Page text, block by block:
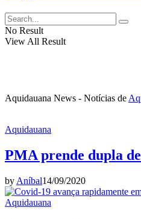
No Result
View All Result
Aquidauana News - Notícias de
Aquidauana
PMA prende dupla
by Aníbal14/09/2020
Aquidauana